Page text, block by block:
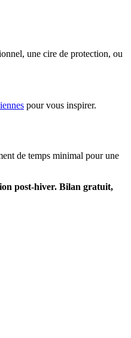
une cire de protection, ou
pour vous inspirer.
de temps minimal pour une
post-hiver. Bilan gratuit,